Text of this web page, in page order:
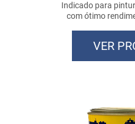
Indicado para
com ótimo
VER